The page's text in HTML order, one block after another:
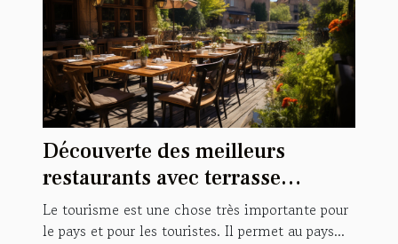
Découverte des meilleurs
restaurants avec terrasse
pendant le tourisme à
Strasbourg ?
Le tourisme est une chose très importante pour
le pays et pour les touristes. Il permet au pays...